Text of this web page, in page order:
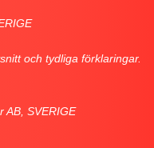
och tydliga förklaringar.
AB, SVERIGE